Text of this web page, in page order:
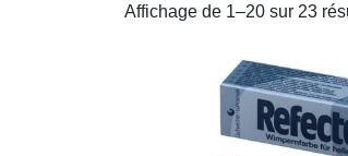
Affichage de 1–20 sur 23